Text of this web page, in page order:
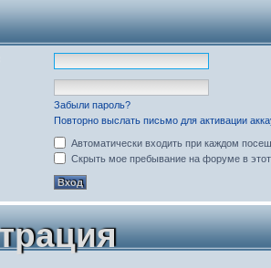
Забыли пароль?
Повторно выслать письмо для активации
Автоматически входить при каждом
Скрыть мое пребывание на форуме в